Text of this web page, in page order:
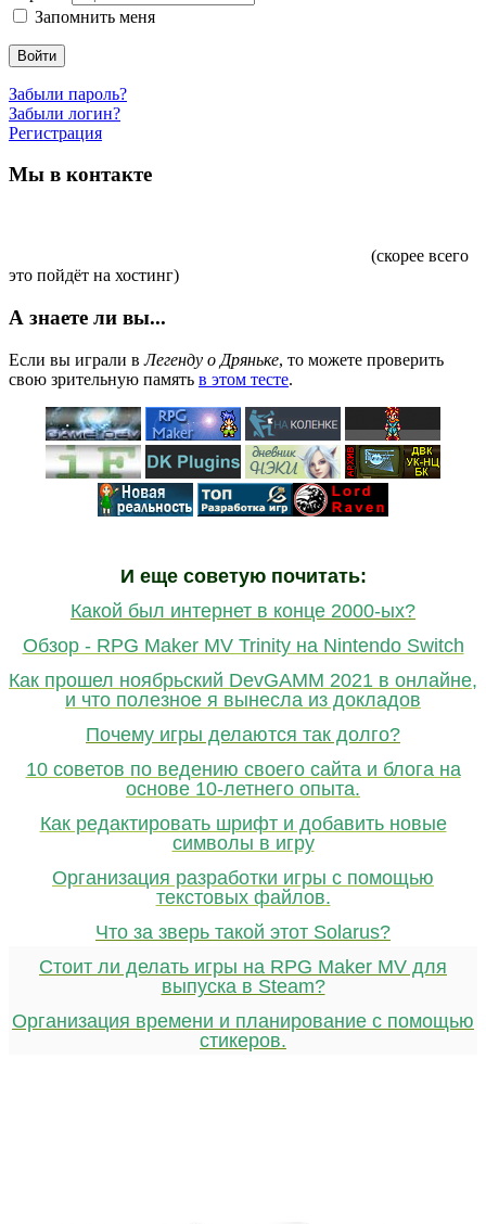
Запомнить меня
Войти
Забыли пароль?
Забыли логин?
Регистрация
Мы в контакте
(скорее всего
это пойдёт на хостинг)
А знаете ли вы...
Если вы играли вЛегенду о Дряньке, то можете проверить
свою зрительную память в этом тесте.
И еще советую почитать:
Какой был интернет в конце 2000-ых?
Обзор - RPG Maker MV Trinity на Nintendo Switch
Как прошел ноябрьский DevGAMM 2021 в онлайне,
и что полезное я вынесла из докладов
Почему игры делаются так долго?
10 советов по ведению своего сайта и блога на
основе 10-летнего опыта.
Как редактировать шрифт и добавить новые
символы в игру
Организация разработки игры с помощью
текстовых файлов.
Что за зверь такой этот Solarus?
Стоит ли делать игры на RPG Maker MV для
выпуска в Steam?
Организация времени и планирование с помощью
стикеров.